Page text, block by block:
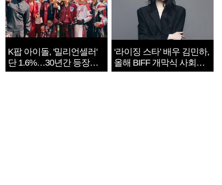
K팝 아이돌, '밀리언셀러'
단 1.6%…30년간 등장
1182개팀 전수조사
‘라이징 스타’ 배우 김민하,
올해 BIFF 개막식 사회자
확정